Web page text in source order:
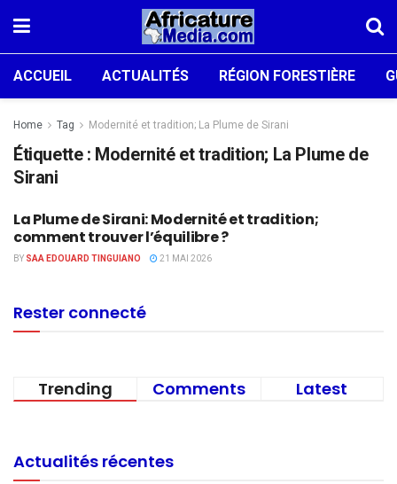
ACCUEIL ACTUALITÉS RÉGION FORESTIÈRE
Home Tag Modernité et tradition; La Plume de Sirani
Étiquette : Modernité et tradition; La Plume de
Sirani
OPINION
La Plume de Sirani: Modernité et tradition;
comment trouver l’équilibre ?
BY SAA EDOUARD TINGUIANO 21 MAI 2026
Rester connecté
Trending Comments Latest
Actualités récentes